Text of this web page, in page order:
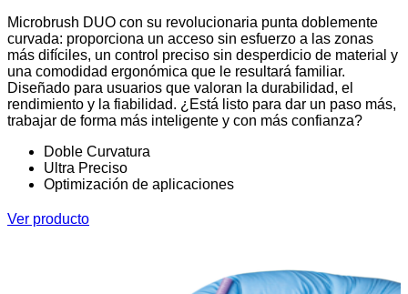
Microbrush DUO con su revolucionaria punta doblemente
curvada: proporciona un acceso sin esfuerzo a las zonas
más difíciles, un control preciso sin desperdicio de material y
una comodidad ergonómica que le resultará familiar.
Diseñado para usuarios que valoran la durabilidad, el
rendimiento y la fiabilidad. ¿Está listo para dar un paso más,
trabajar de forma más inteligente y con más confianza?
Doble Curvatura
Ultra Preciso
Optimización de aplicaciones
Ver producto